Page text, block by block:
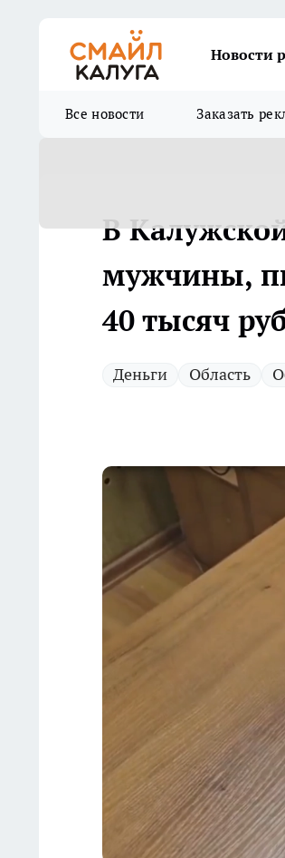
Новости
Все новости Заказать
В
мужчины,
40 тысяч
Деньги Область